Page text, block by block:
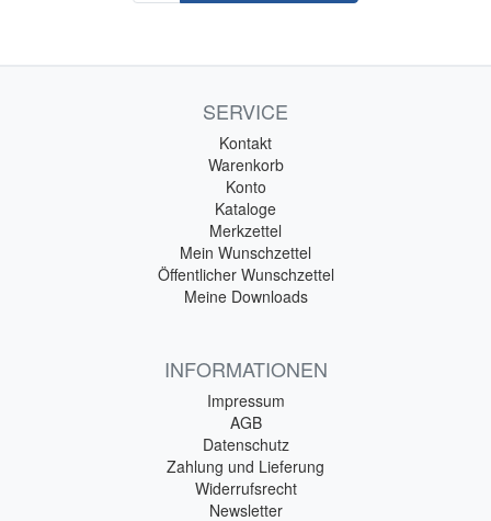
SERVICE
Kontakt
Warenkorb
Konto
Kataloge
Merkzettel
Mein Wunschzettel
Öffentlicher Wunschzettel
Meine Downloads
INFORMATIONEN
Impressum
AGB
Datenschutz
Zahlung und Lieferung
Widerrufsrecht
Newsletter